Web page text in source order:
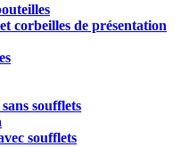
corbeilles de présentation
soufflets
soufflets